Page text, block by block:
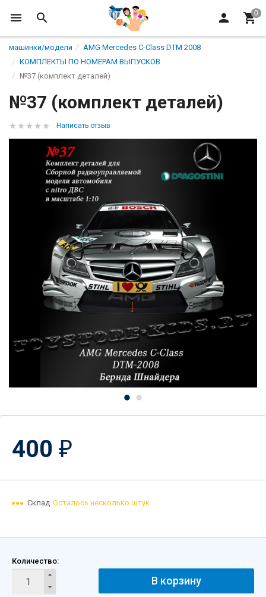
машинки/модели
AMG Mercedes C-Class DTM 2008
КОМПЛЕКТЫ ПО НОМЕРАМ ВЫПУСКОВ
№37 (комплект деталей)
№37 (комплект деталей)
Написать отзыв
400 ₽
Склад Осталось несколько штук
Количество:
В корзину